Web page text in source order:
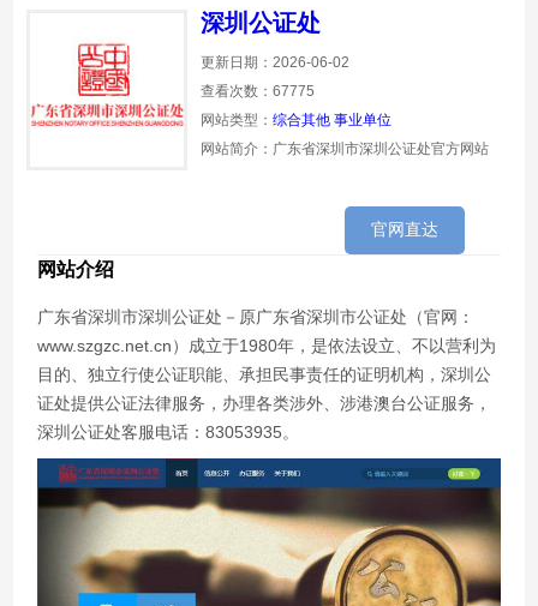
深圳公证处
更新日期：2026-06-02
查看次数：67775
网站类型：综合其他 事业单位
网站简介：广东省深圳市深圳公证处官方网站
官网直达
网站介绍
广东省深圳市深圳公证处－原广东省深圳市公证处（官网：
www.szgzc.net.cn）成立于1980年，是依法设立、不以营利为
目的、独立行使公证职能、承担民事责任的证明机构，深圳公
证处提供公证法律服务，办理各类涉外、涉港澳台公证服务，
深圳公证处客服电话：83053935。